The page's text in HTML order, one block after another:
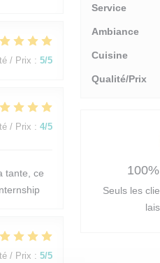
/ Prix : 5/5
/ Prix : 4/5
tante, ce
/ Prix : 5/5
Service
Ambiance
Cuisine
Qualité/Prix
Seuls les